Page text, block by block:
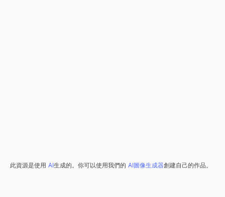
此資源是使用 AI生成的。你可以使用我們的 AI圖像生成器創建自己的作品。